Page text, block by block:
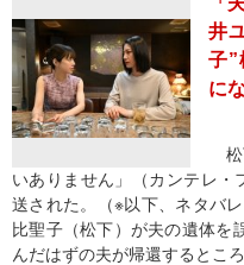
井
子”
に
松
いありません」（カンテレ・
送された。（※以下、ネタバ
比聖子（松下）が夫の遺体を
んだはずの夫が帰還するとこ